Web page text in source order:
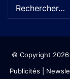
© Copyright
Publicités